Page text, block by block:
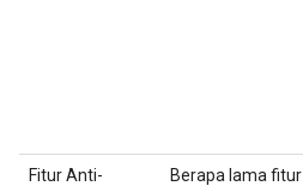
Fitur Anti-
Berapa lama fitur